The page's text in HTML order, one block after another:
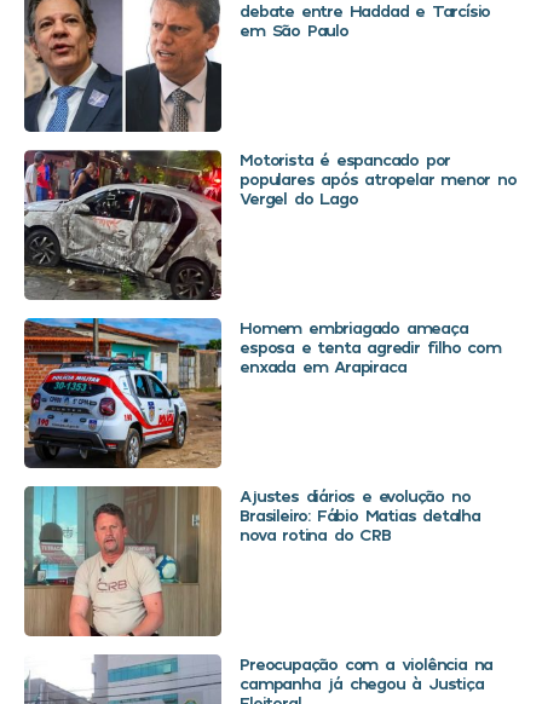
debate entre Haddad e Tarcísio
em São Paulo
Motorista é espancado por
populares após atropelar menor no
Vergel do Lago
Homem embriagado ameaça
esposa e tenta agredir filho com
enxada em Arapiraca
Ajustes diários e evolução no
Brasileiro: Fábio Matias detalha
nova rotina do CRB
Preocupação com a violência na
campanha já chegou à Justiça